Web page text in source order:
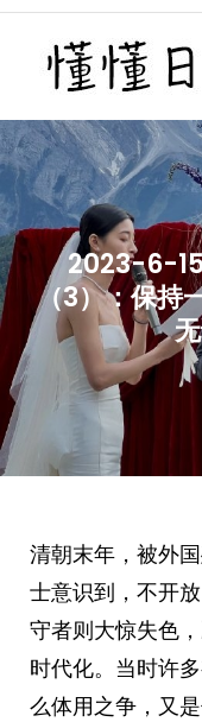
Skip
content
2023-6-
（3）：保持
清朝末年，被外
士意识到，不开
守者则大惊失色
时代化。当时许
么体用之争，又